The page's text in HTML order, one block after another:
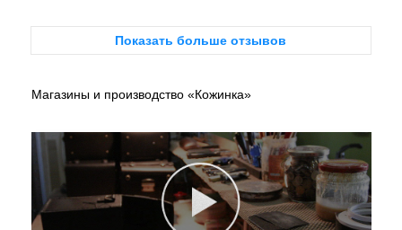
Показать больше отзывов
Магазины и производство «Кожинка»